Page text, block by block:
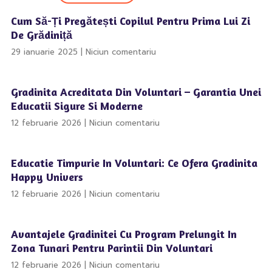
Cum Să-Ți Pregătești Copilul Pentru Prima Lui Zi
De Grădiniță
29 ianuarie 2025 Niciun comentariu
Gradinita Acreditata Din Voluntari – Garantia Unei
Educatii Sigure Si Moderne
12 februarie 2026 Niciun comentariu
Educatie Timpurie In Voluntari: Ce Ofera Gradinita
Happy Univers
12 februarie 2026 Niciun comentariu
Avantajele Gradinitei Cu Program Prelungit In
Zona Tunari Pentru Parintii Din Voluntari
12 februarie 2026 Niciun comentariu